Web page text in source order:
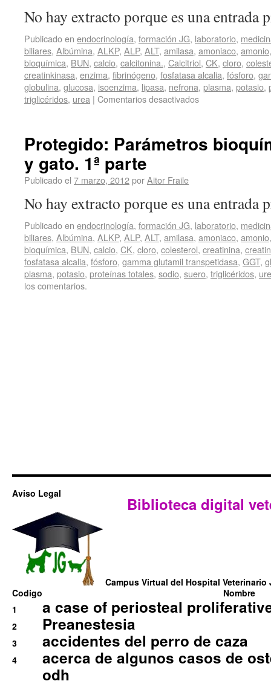
No hay extracto porque es una entrada
Publicado en endocrinología, formación JG, laboratorio,
biliares, Albúmina, ALKP, ALP, ALT, amilasa, amoniaco, amonio
bioquímica, BUN, calcio, calcitonina., Calcitriol, CK, cloro,
creatinkinasa, enzima, fibrinógeno, fosfatasa alcalia, fósforo,
globulina, glucosa, isoenzima, lipasa, nefrona, plasma, potasio,
triglicéridos, urea | Comentarios desactivados
Protegido: Parámetros
y gato. 1ª parte
Publicado el 7 marzo, 2012porAitor Fraile
No hay extracto porque es una entrada
Publicado en endocrinología, formación JG, laboratorio,
biliares, Albúmina, ALKP, ALP, ALT, amilasa, amoniaco, amonio
bioquímica, BUN, calcio, CK, cloro, colesterol, creatinina,
fosfatasa alcalia, fósforo, gamma glutamil transpetidasa, GGT,
plasma, potasio, proteínas totales, sodio, suero, triglicéridos,
los comentarios.
Aviso Legal
Biblioteca digital
Campus Virtual del Hospital Veterinario
Codigo
Nombre
1
a case of periosteal
2 Preanestesia
3 accidentes del perro de caza
4
acerca de algunos casos de
odh